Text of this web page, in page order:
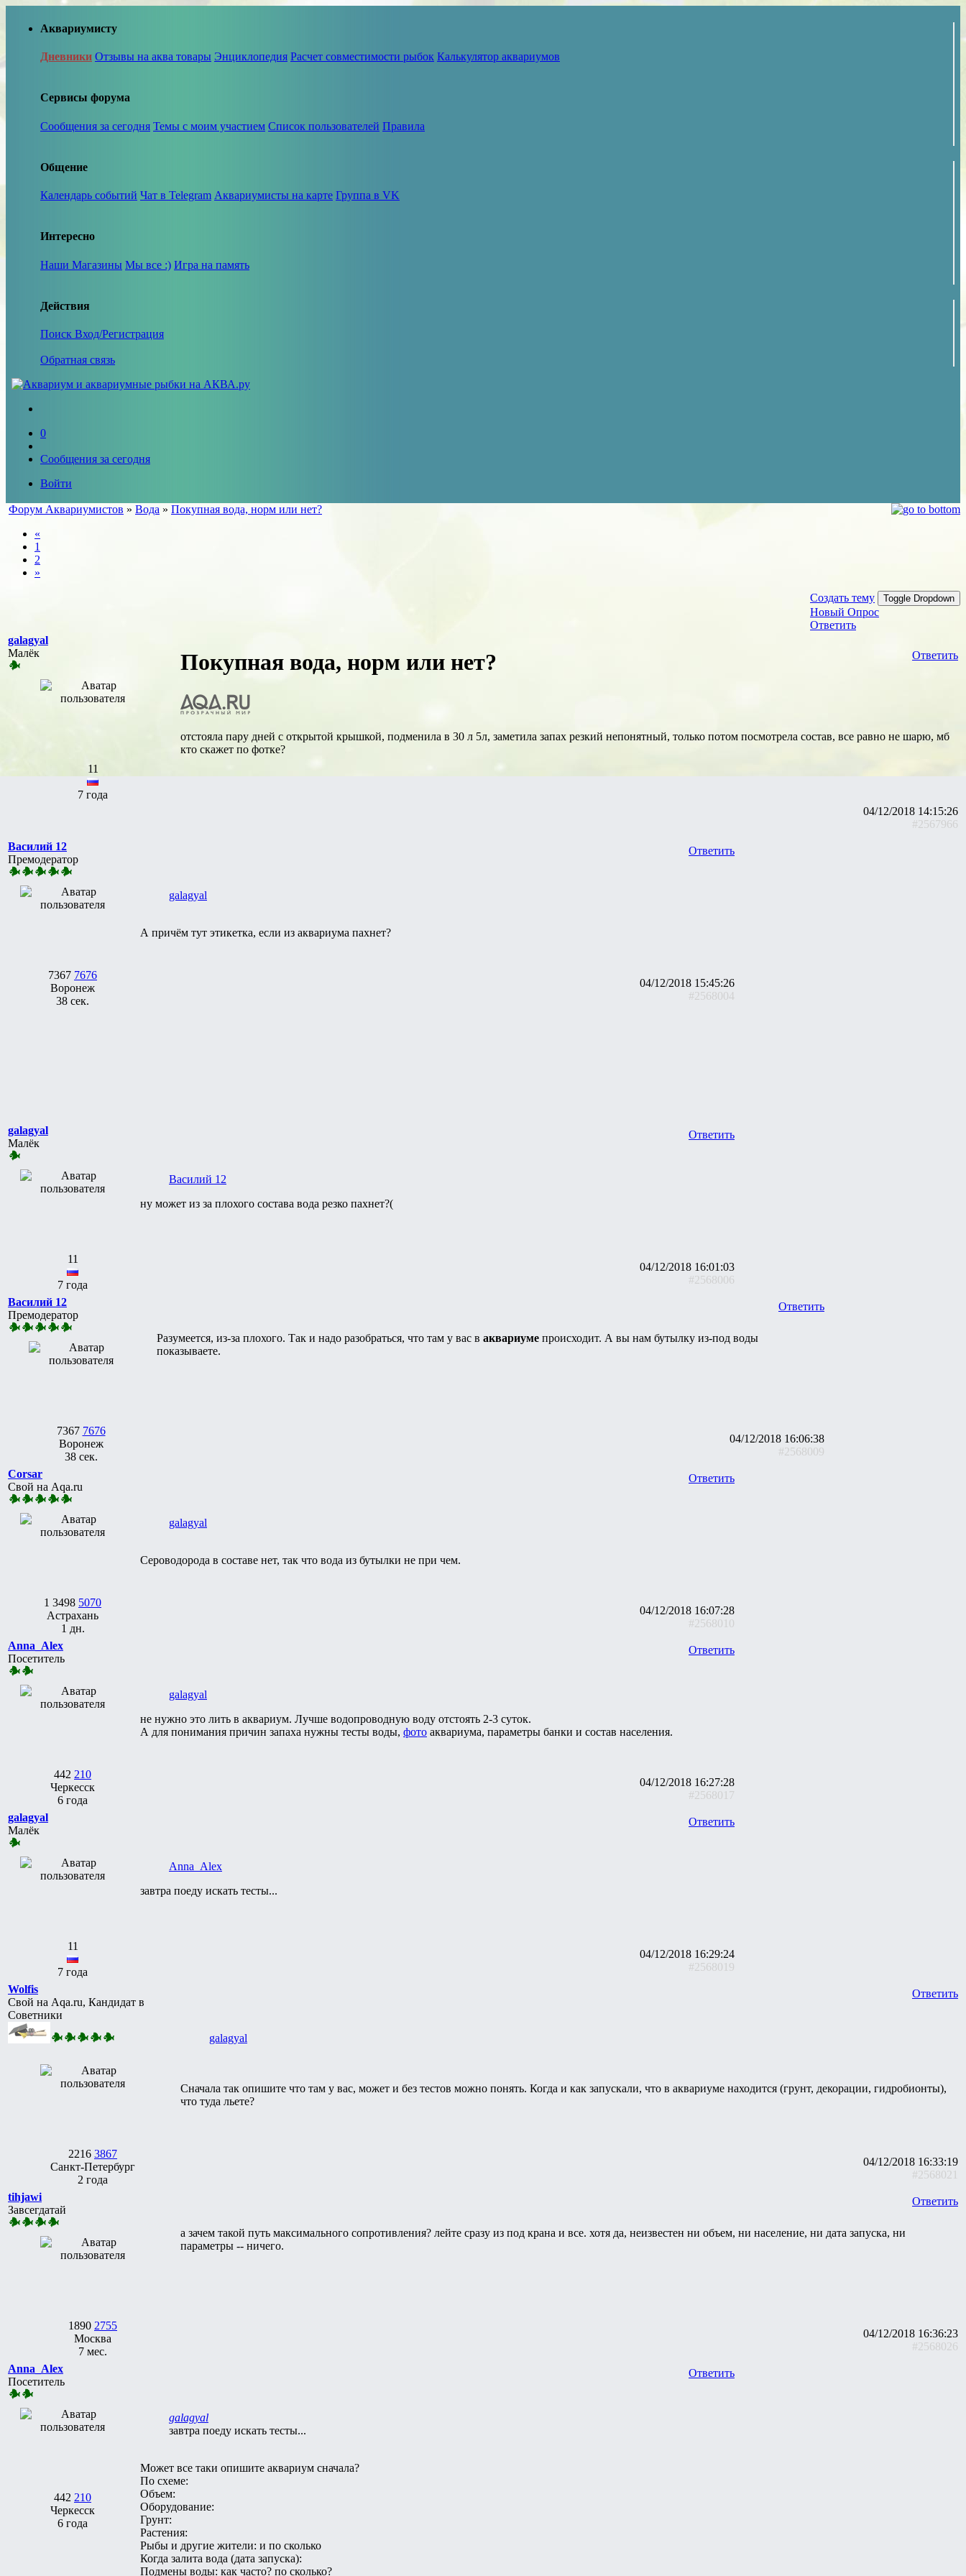
Аквариумисту
Дневники Отзывы на аква товары Энциклопедия Расчет совместимости рыбок Калькулятор аквариумов
Сервисы форума
Сообщения за сегодня Темы с моим участием Список пользователей Правила
Общение
Календарь событий Чат в Telegram Аквариумисты на карте Группа в VK
Интересно
Наши Магазины Мы все :) Игра на память
Действия
Поиск Вход/Регистрация
Обратная связь
0
Сообщения за сегодня
Войти
Форум Аквариумистов » Вода » Покупная вода, норм или нет?
«
1
2
»
Создать тему Toggle Dropdown
Новый Опрос
Ответить
galagyal
Малёк
11
7 года
Ответить
Покупная вода, норм или нет?
отстояла пару дней с открытой крышкой, подменила в 30 л 5л, заметила запах резкий непонятный, только потом посмотрела состав, все равно не шарю, мб
кто скажет по фотке?
04/12/2018 14:15:26
#2567966
Василий 12
Премодератор
7367 7676
Воронеж
38 сек.
Ответить
galagyal
А причём тут этикетка, если из аквариума пахнет?
04/12/2018 15:45:26
#2568004
galagyal
Малёк
11
7 года
Ответить
Василий 12
ну может из за плохого состава вода резко пахнет?(
04/12/2018 16:01:03
#2568006
Василий 12
Премодератор
7367 7676
Воронеж
38 сек.
Ответить
Разумеется, из-за плохого. Так и надо разобраться, что там у вас в аквариуме происходит. А вы нам бутылку из-под воды
показываете.
04/12/2018 16:06:38
#2568009
Corsar
Свой на Aqa.ru
1 3498 5070
Астрахань
1 дн.
Ответить
galagyal
Сероводорода в составе нет, так что вода из бутылки не при чем.
04/12/2018 16:07:28
#2568010
Anna_Alex
Посетитель
442 210
Черкесск
6 года
Ответить
galagyal
не нужно это лить в аквариум. Лучше водопроводную воду отстоять 2-3 суток.
А для понимания причин запаха нужны тесты воды, фото аквариума, параметры банки и состав населения.
04/12/2018 16:27:28
#2568017
galagyal
Малёк
11
7 года
Ответить
Anna_Alex
завтра поеду искать тесты...
04/12/2018 16:29:24
#2568019
Wolfis
Свой на Aqa.ru, Кандидат в
Советники
2216 3867
Санкт-Петербург
2 года
Ответить
galagyal
Сначала так опишите что там у вас, может и без тестов можно понять. Когда и как запускали, что в аквариуме находится (грунт, декорации, гидробионты),
что туда льете?
04/12/2018 16:33:19
#2568021
tihjawi
Завсегдатай
1890 2755
Москва
7 мес.
Ответить
а зачем такой путь максимального сопротивления? лейте сразу из под крана и все. хотя да, неизвестен ни объем, ни население, ни дата запуска, ни
параметры -- ничего.
04/12/2018 16:36:23
#2568026
Anna_Alex
Посетитель
442 210
Черкесск
6 года
Ответить
galagyal
завтра поеду искать тесты...
Может все таки опишите аквариум сначала?
По схеме:
Объем:
Оборудование:
Грунт:
Растения:
Рыбы и другие жители: и по сколько
Когда залита вода (дата запуска):
Подмены воды: как часто? по сколько?